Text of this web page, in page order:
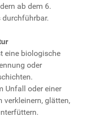
ab dem 6.
eine biologische
oder
Unfall oder einer
verkleinern, glätten,